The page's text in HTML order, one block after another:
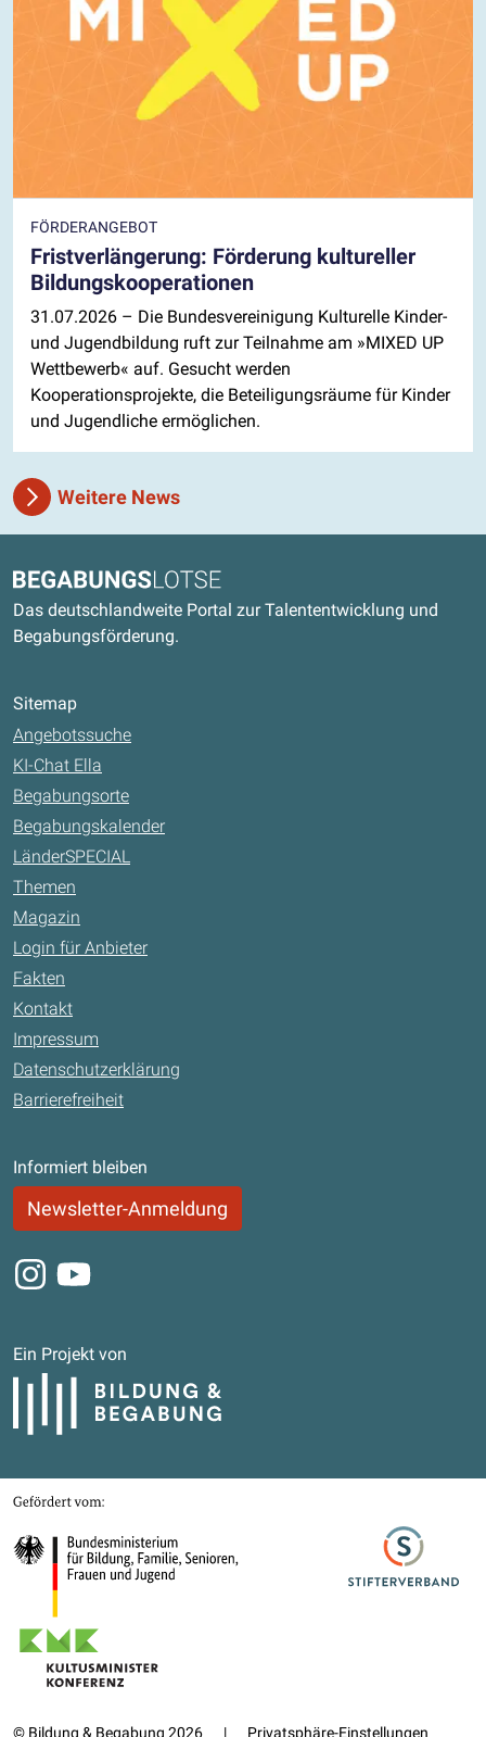
FÖRDERANGEBOT
Fristverlängerung: Förderung kultureller
Bildungskooperationen
31.07.2026 – Die Bundesvereinigung Kulturelle Kinder-
und Jugendbildung ruft zur Teilnahme am »MIXED UP
Wettbewerb« auf. Gesucht werden
Kooperationsprojekte, die Beteiligungsräume für Kinder
und Jugendliche ermöglichen.
Weitere News
Begabungslotse
Das deutschlandweite Portal zur Talententwicklung und
Begabungsförderung.
Sitemap
Angebotssuche
KI-Chat Ella
Begabungsorte
Begabungskalender
LänderSPECIAL
Themen
Magazin
Login für Anbieter
Fakten
Kontakt
Impressum
Datenschutzerklärung
Barrierefreiheit
Informiert bleiben
Newsletter-Anmeldung
Instagram
Youtube
Ein Projekt von
Bildung und Begabung
Gefördert von
Bundesministerium für Bildung, Familie, Senioren, Frauen und Jugend
Stifterverband
Kultusministerkonferenz
© Bildung & Begabung 2026 | Privatsphäre-Einstellungen